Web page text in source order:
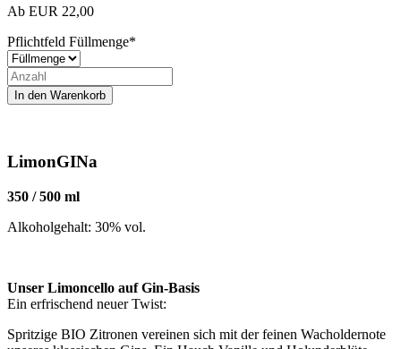
Ab EUR 22,00
Pflichtfeld Füllmenge*
LimonGINa
350 / 500 ml
Alkoholgehalt: 30% vol.
Unser Limoncello auf Gin-Basis
Ein erfrischend neuer Twist:
Spritzige BIO Zitronen vereinen sich mit der feinen Wacholdernote